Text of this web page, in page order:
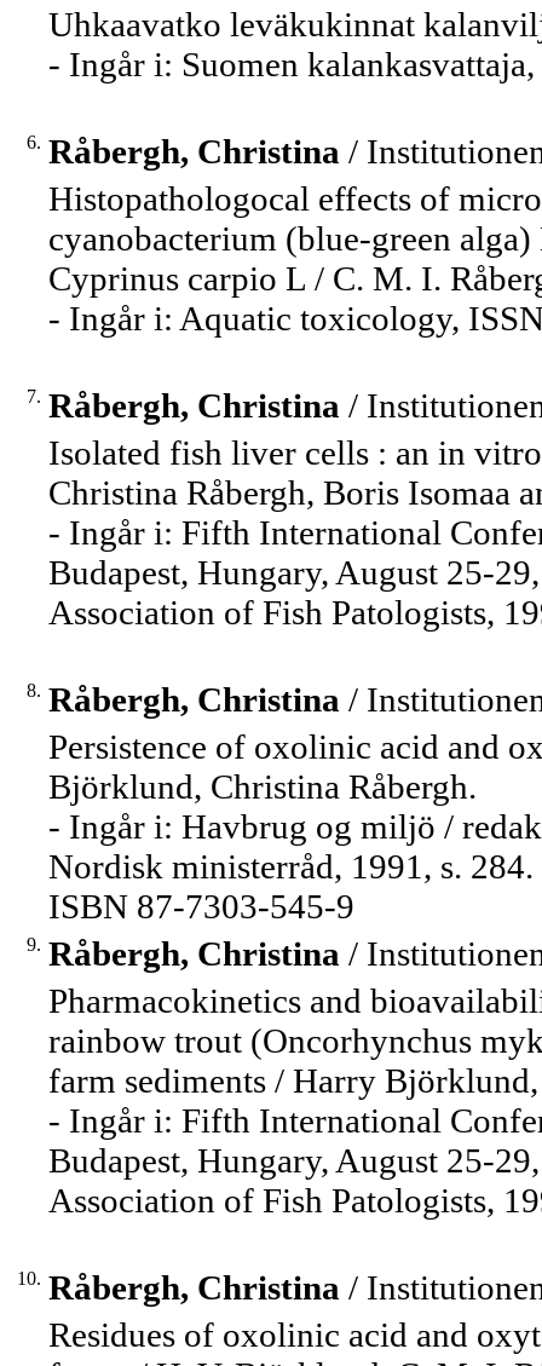
Uhkaavatko leväkukinnat
- Ingår i: Suomen
6. Råbergh, Christina /
Histopathologocal effects of
cyanobacterium (blue-green
Cyprinus carpio L / C. M. I.
- Ingår i: Aquatic toxicology,
7. Råbergh, Christina /
Isolated fish liver cells : an in
Christina Råbergh, Boris Isomaa
- Ingår i: Fifth International
Budapest, Hungary, August 25-
Association of Fish Patologists,
8. Råbergh, Christina /
Persistence of oxolinic acid and
Björklund, Christina Råbergh.
- Ingår i: Havbrug og miljö /
Nordisk ministerråd, 1991, s.
ISBN 87-7303-545-9
9. Råbergh, Christina /
Pharmacokinetics and
rainbow trout (Oncorhynchus
farm sediments / Harry
- Ingår i: Fifth International
Budapest, Hungary, August 25-
Association of Fish Patologists,
10. Råbergh, Christina /
Residues of oxolinic acid and